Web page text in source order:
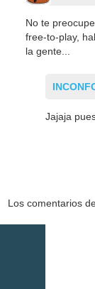
No te
free-to-play,
la gente...
Jajaja
Los comentarios